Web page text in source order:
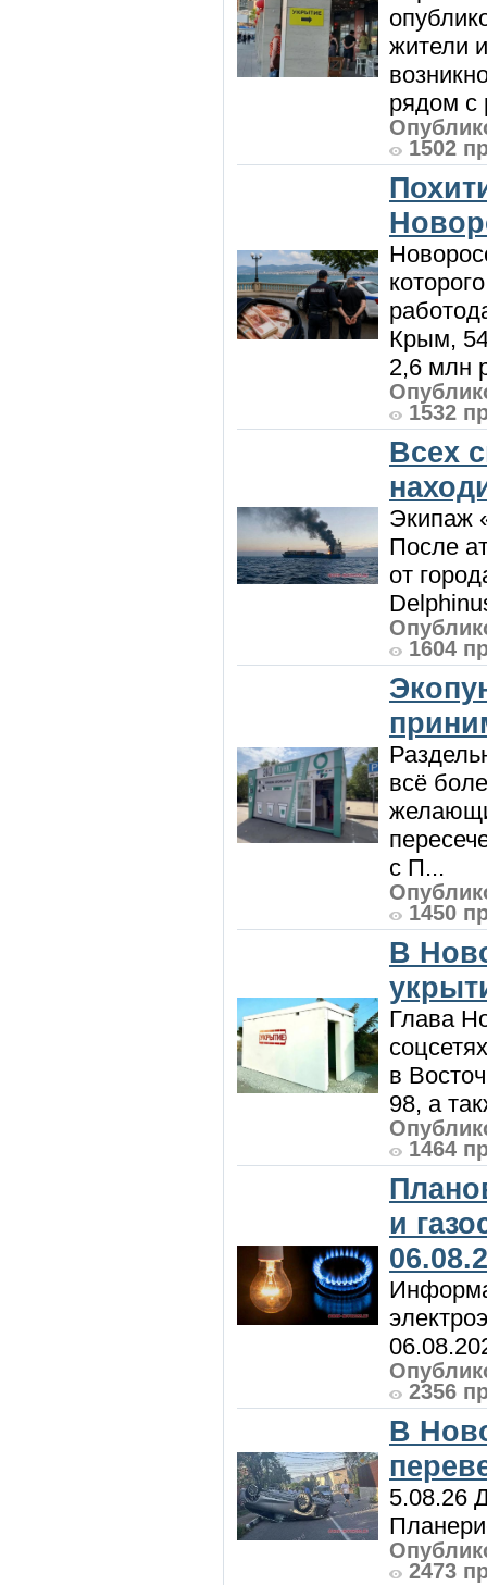
жители
рядом с
1502
Крым,
2,6 млн
1532
Всех
Экипаж
После
от
1604
всё
с П...
1450
В
Глава
в
98, а
1464
и
2356
В
5.08.26
2473